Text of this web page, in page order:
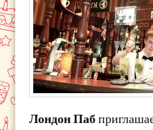
Лондон Паб